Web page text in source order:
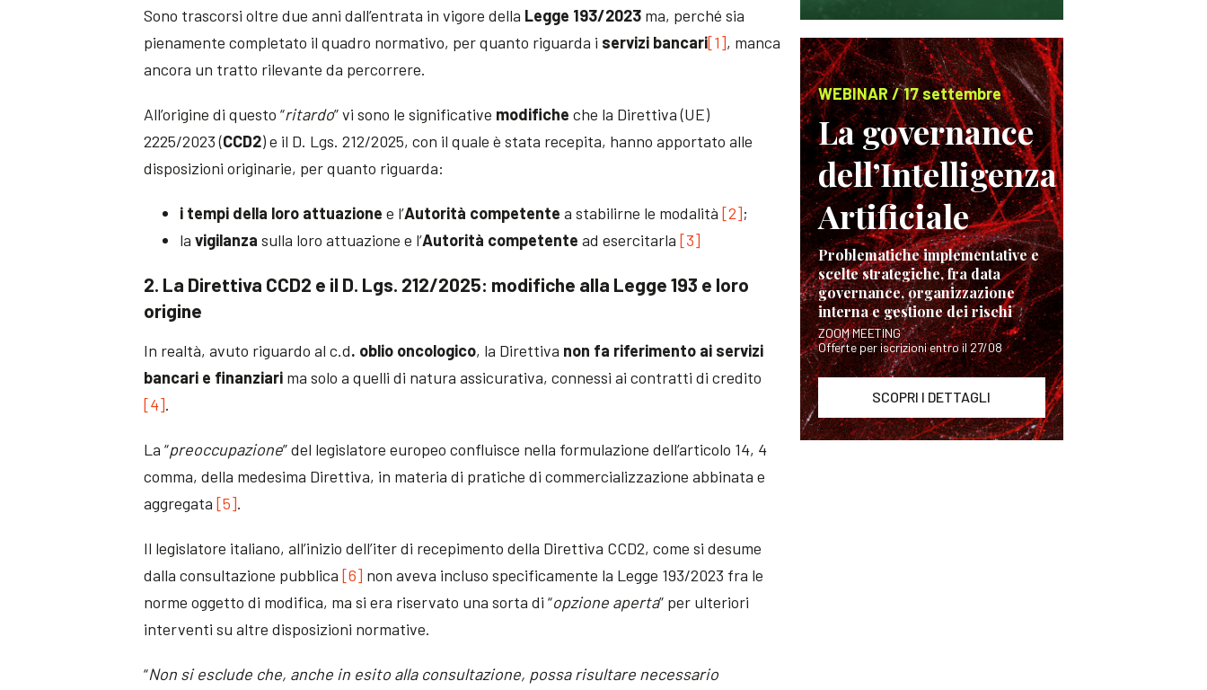
Sono trascorsi oltre due anni dall’entrata in vigore della Legge 193/2023 ma, perché sia
pienamente completato il quadro normativo, per quanto riguarda i servizi bancari[1], manca
ancora un tratto rilevante da percorrere.
All’origine di questo “ritardo” vi sono le significative modifiche che la Direttiva (UE)
2225/2023 (CCD2) e il D. Lgs. 212/2025, con il quale è stata recepita, hanno apportato alle
disposizioni originarie, per quanto riguarda:
i tempi della loro attuazione e l’Autorità competente a stabilirne le modalità[2];
lavigilanza sulla loro attuazione e l’Autorità competente ad esercitarla[3]
2. La Direttiva CCD2 e il D. Lgs. 212/2025: modifiche alla Legge 193 e loro
origine
In realtà, avuto riguardo al c.d. oblio oncologico, la Direttiva non fa riferimento ai servizi
bancari e finanziari ma solo a quelli di natura assicurativa, connessi ai contratti di credito
[4].
La “preoccupazione” del legislatore europeo confluisce nella formulazione dell’articolo 14, 4
comma, della medesima Direttiva, in materia di pratiche di commercializzazione abbinata e
aggregata[5].
Il legislatore italiano, all’inizio dell’iter di recepimento della Direttiva CCD2, come si desume
dalla consultazione pubblica[6] non aveva incluso specificamente la Legge 193/2023 fra le
norme oggetto di modifica, ma si era riservato una sorta di “opzione aperta” per ulteriori
interventi su altre disposizioni normative.
“Non si esclude che, anche in esito alla consultazione, possa risultare necessario
WEBINAR / 17 settembre
La governance
dell’Intelligenza
Artificiale
Problematiche implementative e
scelte strategiche, fra data
governance, organizzazione
interna e gestione dei rischi
ZOOM MEETING
Offerte per iscrizioni entro il 27/08
SCOPRI I DETTAGLI